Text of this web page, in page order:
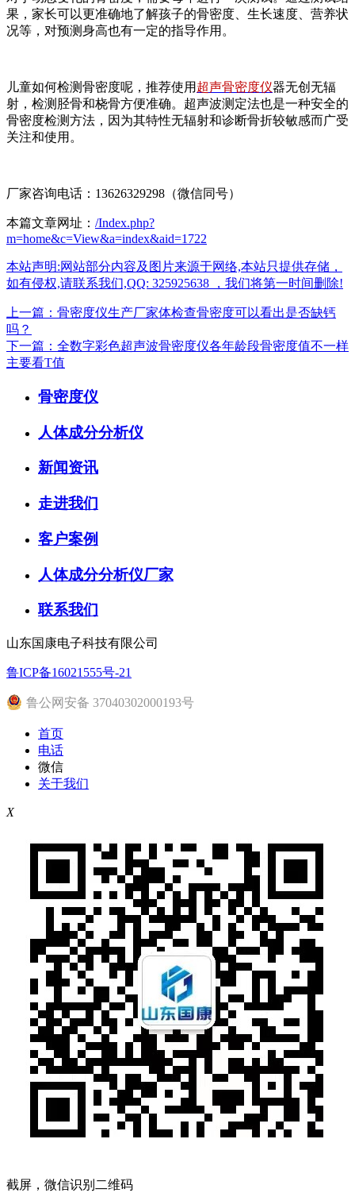
果，家长可以更准确地了解孩子的骨密度、生长速度、营养状
况等，对预测身高也有一定的指导作用。
儿童如何检测骨密度呢，推荐使用 超声骨密度仪器无创无辐
射，检测胫骨和桡骨方便准确。超声波测定法也是一种安全的
骨密度检测方法，因为其特性无辐射和诊断骨折较敏感而广受
关注和使用。
厂家咨询电话：13626329298（微信同号）
本篇文章网址： /Index.php?
m=home&c=View&a=index&aid=1722
本站声明:网站部分内容及图片来源于网络,本站只提供存储，
如有侵权,请联系我们,QQ: 325925638 ，我们将第一时间删除!
上一篇：骨密度仪生产厂家体检查骨密度可以看出是否缺钙
吗？
下一篇：全数字彩色超声波骨密度仪各年龄段骨密度值不一样
主要看T值
骨密度仪
人体成分分析仪
新闻资讯
走进我们
客户案例
人体成分分析仪厂家
联系我们
山东国康电子科技有限公司
鲁ICP备16021555号-21
鲁公网安备 37040302000193号
首页
电话
微信
关于我们
X
截屏，微信识别二维码